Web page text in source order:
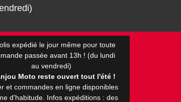
expédié le jour même pour toute
passée avant 13h ! (du lundi
au vendredi)
Moto reste ouvert tout l'été !
et commandes en ligne disponibles
d'habitude. Infos expéditions : des